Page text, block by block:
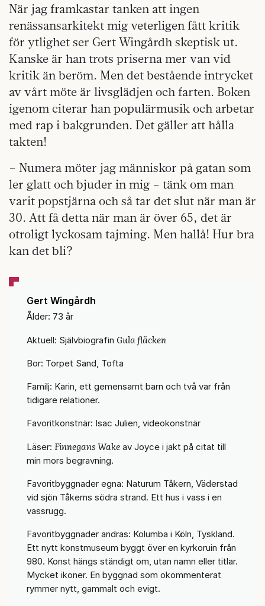
När jag framkastar tanken att ingen
renässansarkitekt mig veterligen fått kritik
för ytlighet ser Gert Wingårdh skeptisk ut.
Kanske är han trots priserna mer van vid
kritik än beröm. Men det bestående intrycket
av vårt möte är livsglädjen och farten. Boken
igenom citerar han populärmusik och arbetar
med rap i bakgrunden. Det gäller att hålla
takten!
– Numera möter jag människor på gatan som
ler glatt och bjuder in mig – tänk om man
varit popstjärna och så tar det slut när man är
30. Att få detta när man är över 65, det är
otroligt lyckosam tajming. Men hallå! Hur bra
kan det bli?
Gert Wingårdh
Ålder: 73 år
Aktuell: Självbiografin Gula fläcken
Bor: Torpet Sand, Tofta
Familj: Karin, ett gemensamt barn och två var från
tidigare relationer.
Favoritkonstnär: Isac Julien, videokonstnär
Läser: Finnegans Wake av Joyce i jakt på citat till
min mors begravning.
Favoritbyggnader egna: Naturum Tåkern, Väderstad
vid sjön Tåkerns södra strand. Ett hus i vass i en
vassrugg.
Favoritbyggnader andras: Kolumba i Köln, Tyskland.
Ett nytt konstmuseum byggt över en kyrkoruin från
980. Konst hängs ständigt om, utan namn eller titlar.
Mycket ikoner. En byggnad som okommenterat
rymmer nytt, gammalt och evigt.